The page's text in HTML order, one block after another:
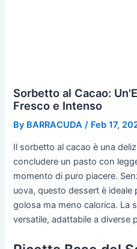
Sorbetto al Cacao:
Fresco e Intenso
By BARRACUDA / Feb 17,
Il sorbetto al cacao è una
concludere un pasto con
momento di puro piacere.
uova, questo dessert è ideale
golosa ma meno calorica. La
versatile, adattabile a diverse